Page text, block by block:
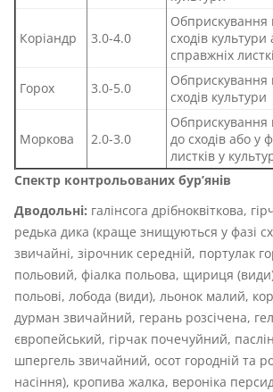
Коріандр 3.0-4.0
Обприскування
сходів культури
справжніх
Горох
3.0-5.0
Обприскування
сходів культури
Моркова 2.0-3.0
Обприскування
до сходів або у
листків у
Спектр контрольованих бур’янів
Дводольні: галінсога дрібноквіткова,
редька дика (краще знищуються у фазі
звичайні, зірочник середній, портулак
польовий, фіалка польова, щириця
польові, лобода (види), льонок малий,
дурман звичайний, герань розсічена,
європейський, гірчак почечуйний,
шпергель звичайний, осот городній та
насіння), кропива жалка, вероніка